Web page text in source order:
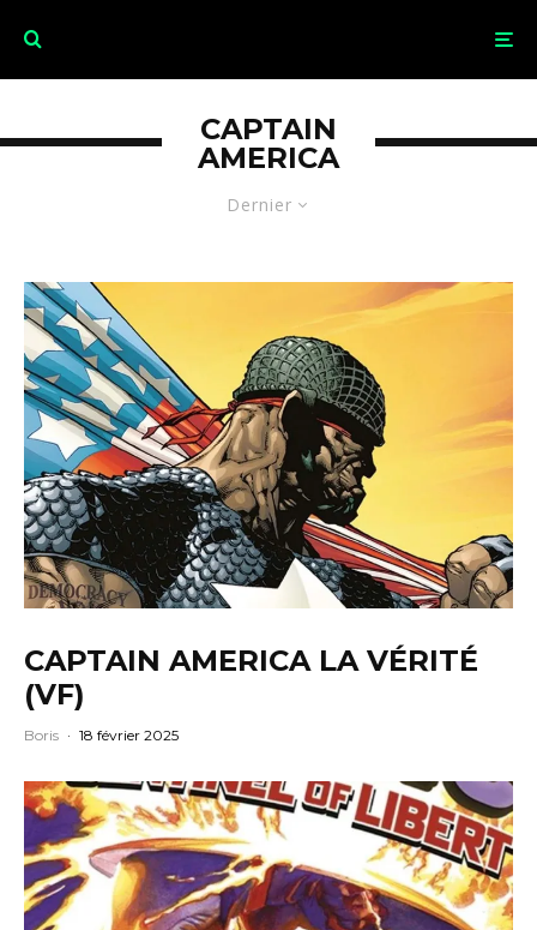
Dernier
CAPTAIN
AMERICA
CAPTAIN AMERICA LA VÉRITÉ
(VF)
Boris · 18 février 2025